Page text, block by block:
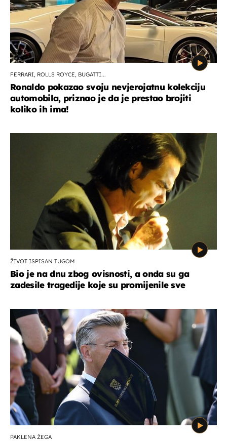
FERRARI, ROLLS ROYCE, BUGATTI...
Ronaldo pokazao svoju nevjerojatnu kolekciju
automobila, priznao je da je prestao brojiti
koliko ih ima!
ŽIVOT ISPISAN TUGOM
Bio je na dnu zbog ovisnosti, a onda su ga
zadesile tragedije koje su promijenile sve
PAKLENA ŽEGA